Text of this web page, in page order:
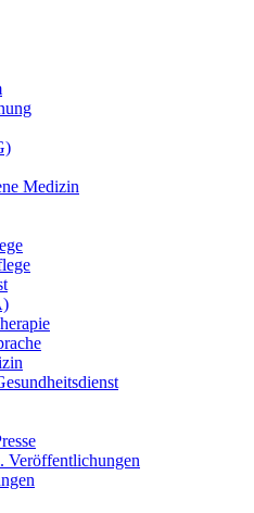
Medizin
Veröffentlichungen